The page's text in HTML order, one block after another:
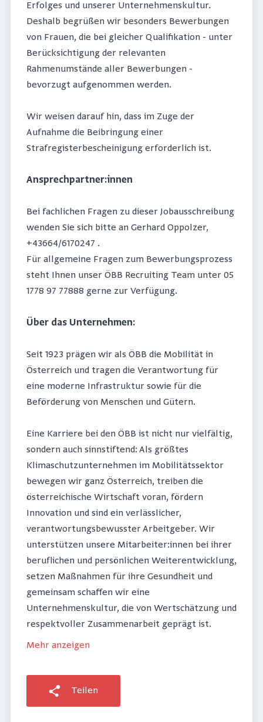
Erfolges und unserer Unternehmenskultur.
Deshalb begrüßen wir besonders Bewerbungen
von Frauen, die bei gleicher Qualifikation - unter
Berücksichtigung der relevanten
Rahmenumstände aller Bewerbungen -
bevorzugt aufgenommen werden.
Wir weisen darauf hin, dass im Zuge der
Aufnahme die Beibringung einer
Strafregisterbescheinigung erforderlich ist.
Ansprechpartner:innen
Bei fachlichen Fragen zu dieser Jobausschreibung
wenden Sie sich bitte an Gerhard Oppolzer,
+43664/6170247 .
Für allgemeine Fragen zum Bewerbungsprozess
steht Ihnen unser ÖBB Recruiting Team unter 05
1778 97 77888 gerne zur Verfügung.
Über das Unternehmen:
Seit 1923 prägen wir als ÖBB die Mobilität in
Österreich und tragen die Verantwortung für
eine moderne Infrastruktur sowie für die
Beförderung von Menschen und Gütern.
Eine Karriere bei den ÖBB ist nicht nur vielfältig,
sondern auch sinnstiftend: Als größtes
Klimaschutzunternehmen im Mobilitätssektor
bewegen wir ganz Österreich, treiben die
österreichische Wirtschaft voran, fördern
Innovation und sind ein verlässlicher,
verantwortungsbewusster Arbeitgeber. Wir
unterstützen unsere Mitarbeiter:innen bei ihrer
beruflichen und persönlichen Weiterentwicklung,
setzen Maßnahmen für ihre Gesundheit und
gemeinsam schaffen wir eine
Unternehmenskultur, die von Wertschätzung und
respektvoller Zusammenarbeit geprägt ist.
Mehr anzeigen
Teilen